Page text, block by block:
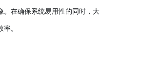
。在确保系统易用性的同时，大
。